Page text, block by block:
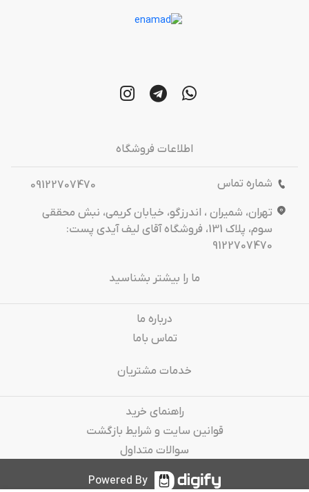
اطلاعات فروشگاه
شماره تماس
09122707470
تهران، شمیران ، اندرزگو، خیابان کریمی، نبش محققی
سوم، پلاک 131، فروشگاه آقای لیف آیدی پست:
9122707470
ما را بیشتر بشناسید
درباره‌ ما
تماس باما
خدمات مشتریان
راهنمای خرید
قوانین سایت و شرایط بازگشت
سوالات متداول
Powered By